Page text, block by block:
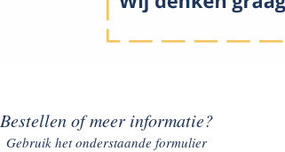
Bestellen of meer informatie?
Gebruik het onderstaande formulier